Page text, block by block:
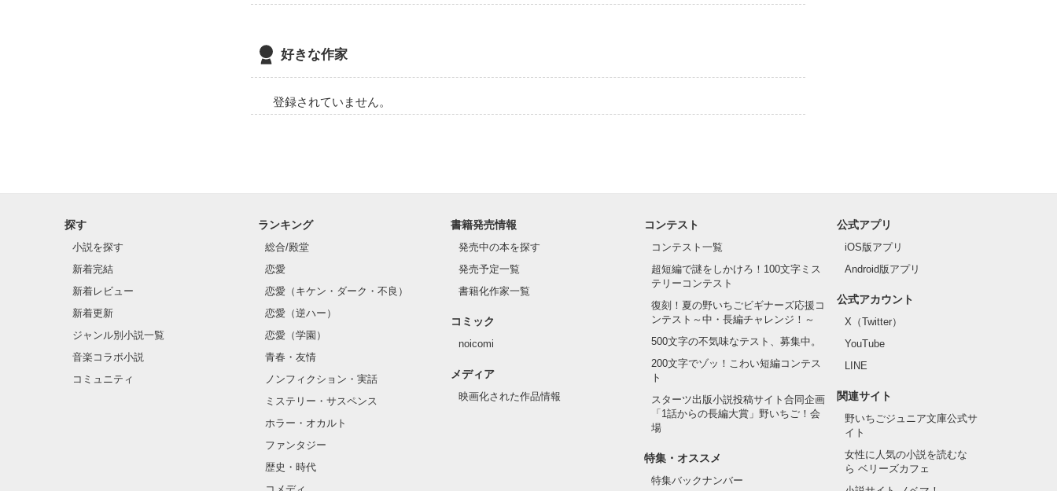
好きな作家
登録されていません。
探す
小説を探す
新着完結
新着レビュー
新着更新
ジャンル別小説一覧
音楽コラボ小説
コミュニティ
ランキング
総合/殿堂
恋愛
恋愛（キケン・ダーク・不良）
恋愛（逆ハー）
恋愛（学園）
青春・友情
ノンフィクション・実話
ミステリー・サスペンス
ホラー・オカルト
ファンタジー
歴史・時代
書籍発売情報
発売中の本を探す
発売予定一覧
書籍化作家一覧
コミック
noicomi
メディア
映画化された作品情報
コンテスト
コンテスト一覧
超短編で謎をしかけろ！100文字ミス
テリーコンテスト
復刻！夏の野いちごビギナーズ応援コ
ンテスト～中・長編チャレンジ！～
500文字の不気味なテスト、募集中。
200文字でゾッ！こわい短編コンテス
ト
スターツ出版小説投稿サイト合同企画
「1話からの長編大賞」野いちご！会
場
特集・オススメ
特集バックナンバー
公式アプリ
iOS版アプリ
Android版アプリ
公式アカウント
X（Twitter）
YouTube
LINE
関連サイト
野いちごジュニア文庫公式サ
イト
女性に人気の小説を読むな
ら ベリーズカフェ